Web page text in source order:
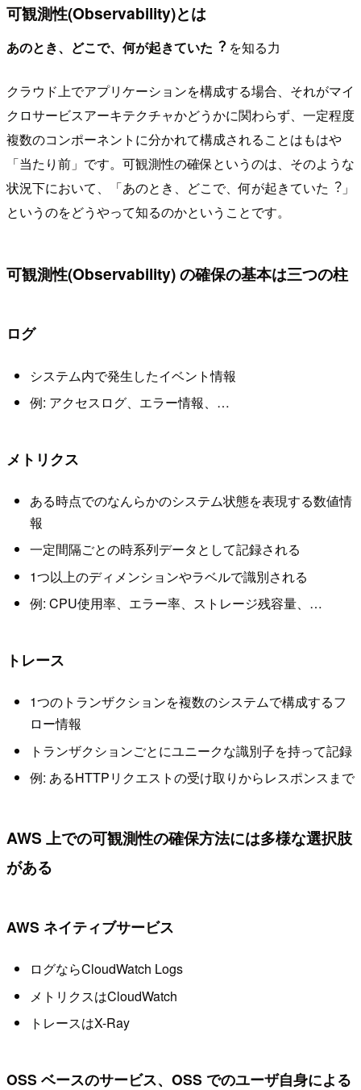
可観測性(Observability)とは
あのとき、どこで、何が起きていた︖ を知る力
クラウド上でアプリケーションを構成する場合、それがマイ
クロサービスアーキテクチャかどうかに関わらず、一定程度
複数のコンポーネントに分かれて構成されることはもはや
「当たり前」です。可観測性の確保というのは、そのような
状況下において、「あのとき、どこで、何が起きていた︖」
というのをどうやって知るのかということです。
可観測性(Observability) の確保の基本は三つの柱
ログ
システム内で発生したイベント情報
例: アクセスログ、エラー情報、…
メトリクス
ある時点でのなんらかのシステム状態を表現する数値情
報
一定間隔ごとの時系列データとして記録される
1つ以上のディメンションやラベルで識別される
例: CPU使用率、エラー率、ストレージ残容量、…
トレース
1つのトランザクションを複数のシステムで構成するフ
ロー情報
トランザクションごとにユニークな識別子を持って記録
例: あるHTTPリクエストの受け取りからレスポンスまで
AWS 上での可観測性の確保⽅法には多様な選択肢
がある
AWS ネイティブサービス
ログならCloudWatch Logs
メトリクスはCloudWatch
トレースはX-Ray
OSS ベースのサービス、OSS でのユーザ⾃⾝による